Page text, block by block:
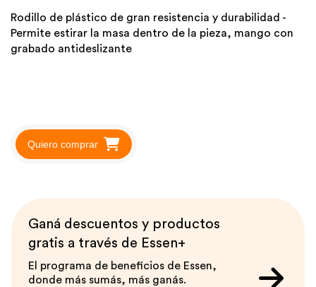
Rodillo de plástico de gran resistencia y durabilidad -
Permite estirar la masa dentro de la pieza, mango con
grabado antideslizante
Quiero comprar
Ganá descuentos y productos
gratis a través de Essen+
El programa de beneficios de Essen,
donde más sumás, más ganás.